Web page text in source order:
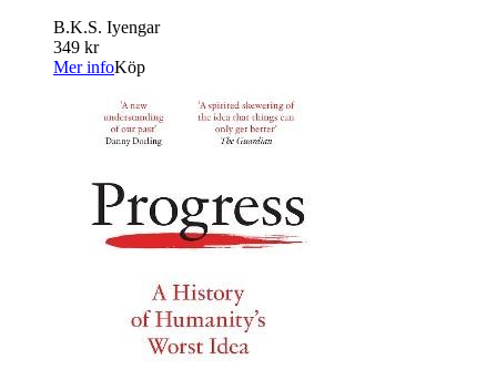
B.K.S. Iyengar
349 kr
Mer infoKöp